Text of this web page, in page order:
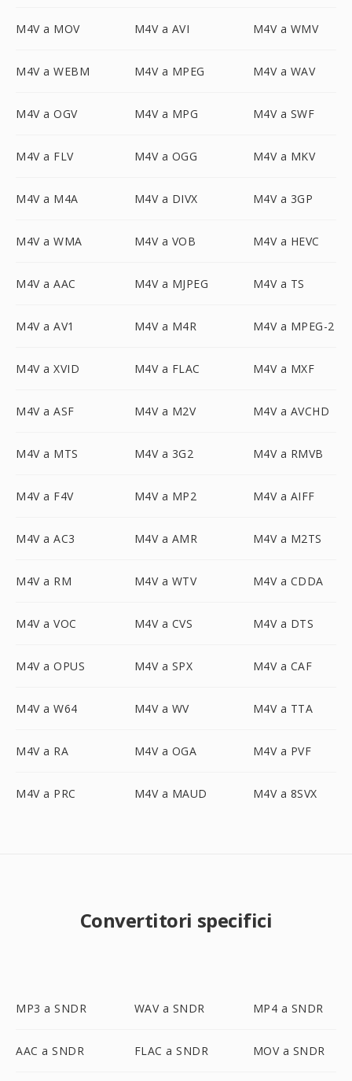
M4V a MOV M4V a AVI M4V a WMV
M4V a WEBM M4V a MPEG M4V a WAV
M4V a OGV M4V a MPG M4V a SWF
M4V a FLV M4V a OGG M4V a MKV
M4V a M4A M4V a DIVX M4V a 3GP
M4V a WMA M4V a VOB M4V a HEVC
M4V a AAC M4V a MJPEG M4V a TS
M4V a AV1 M4V a M4R M4V a MPEG-2
M4V a XVID M4V a FLAC M4V a MXF
M4V a ASF M4V a M2V M4V a AVCHD
M4V a MTS M4V a 3G2 M4V a RMVB
M4V a F4V M4V a MP2 M4V a AIFF
M4V a AC3 M4V a AMR M4V a M2TS
M4V a RM M4V a WTV M4V a CDDA
M4V a VOC M4V a CVS M4V a DTS
M4V a OPUS M4V a SPX M4V a CAF
M4V a W64 M4V a WV M4V a TTA
M4V a RA M4V a OGA M4V a PVF
M4V a PRC M4V a MAUD M4V a 8SVX
Convertitori specifici
MP3 a SNDR WAV a SNDR MP4 a SNDR
AAC a SNDR FLAC a SNDR MOV a SNDR